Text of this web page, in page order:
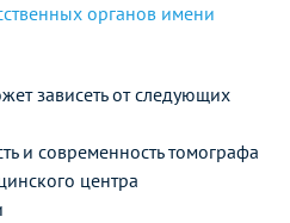
органов имени
зависеть от следующих
и современность томографа
центра